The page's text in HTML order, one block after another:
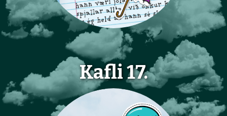
Kafli 17.